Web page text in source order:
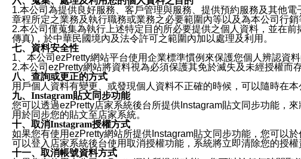
1.本公司為提供良好服務、客戶管理與服務、提供預約服務及其他
章程所定之業務及執行職務或業務之必要範圍內等以及為本公司行
2.本公司僅蒐集為執行上述特定目的所必要提供之個人資料，並在
傳真)，於中華民國境內及法令許可之範圍內加以處理及利用。
七、資料安全性
1、本公司ezPretty網站平台使用企業標準慣例來保護您個人辨認資
2.本公司ezPretty網站將資料視為必須保護其免於滅失及未經授權而
八、查詢或更正的方式
用戶個人資料有變更、或發現個人資料不正確的時候，可以隨時在
九、Instagram貼文同步功能
您可以透過ezPretty店家系統後台所提供Instagram貼文同步功能，
用於同步您的貼文至店家系統。
十、取消Instagram授權方式
如果您有使用ezPretty網站所提供Instagram貼文同步功能，您可以
可以登入店家系統後台使用取消授權功能，系統將立即清除您的授
十一、取消帳號資料方式